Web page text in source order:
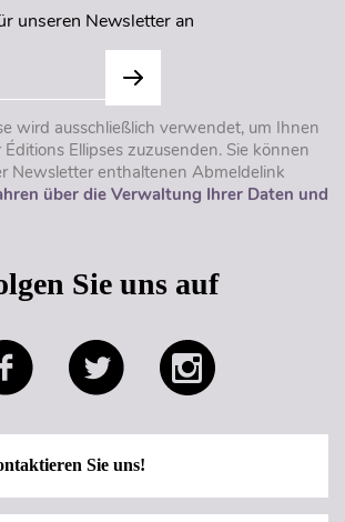
unseren Newsletter an
wird ausschließlich verwendet, um Ihnen
Ellipses zuzusenden. Sie können
Newsletter enthaltenen Abmeldelink
über die Verwaltung Ihrer Daten und
Sie uns auf
Sie uns!